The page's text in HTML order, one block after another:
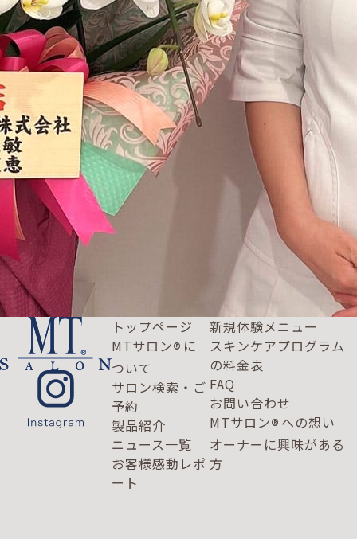
トップページ
MTサロン® に
ついて
サロン検索・ご
予約
製品紹介
ニュース一覧
お客様感動レポ
ート
新規体験メニュー
スキンケアプログラム
の料金表
FAQ
お問い合わせ
MTサロン® への想い
オーナーに興味がある
方